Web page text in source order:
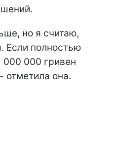
но я считаю,
Если полностью
000 гривен
отметила она.